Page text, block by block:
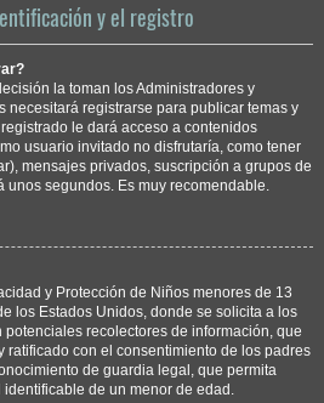
y el registro
la toman los Administradores y
necesitará registrarse para publicar temas y
le dará acceso a contenidos
usuario invitado no disfrutaría, como tener
mensajes privados, suscripción a grupos de
unos segundos. Es muy recomendable.
y Protección de Niños menores de 13
los Estados Unidos, donde se solicita a los
recolectores de información, que
ratificado con el consentimiento de los padres
de guardia legal, que permita
de un menor de edad.